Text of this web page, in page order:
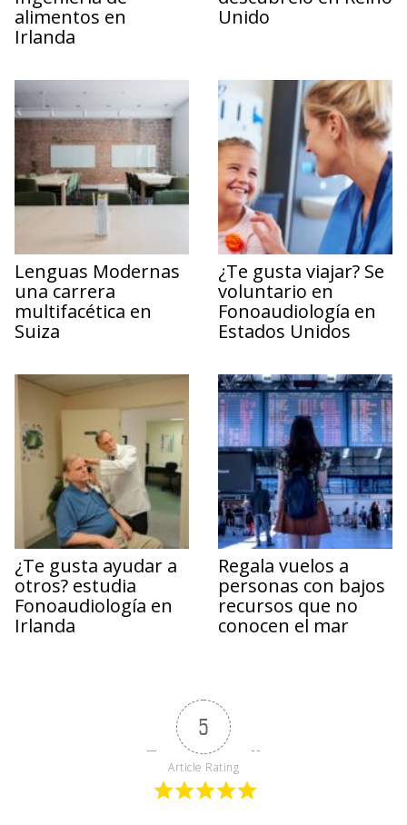
alimentos en
Irlanda
Unido
Lenguas Modernas
una carrera
multifacética en
Suiza
¿Te gusta viajar? Se
voluntario en
Fonoaudiología en
Estados Unidos
¿Te gusta ayudar a
otros? estudia
Fonoaudiología en
Irlanda
Regala vuelos a
personas con bajos
recursos que no
conocen el mar
5
Article Rating